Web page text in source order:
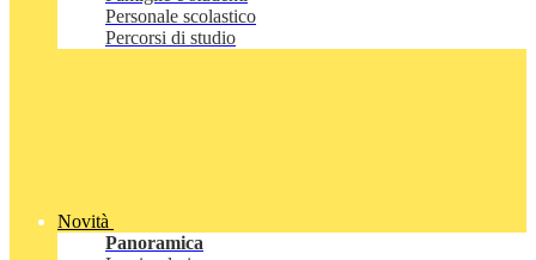
Personale scolastico
Percorsi di studio
Novità
Panoramica